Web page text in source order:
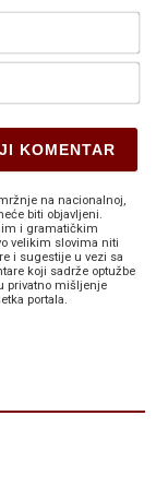
E-
na nacionalnoj,
biti objavljeni.
i gramatičkim
velikim slovima niti
i sugestije u vezi sa
koji sadrže optužbe
privatno mišljenje
portala.